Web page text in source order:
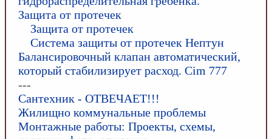
Защита от протечек
Защита от протечек
Система защиты от протечек Нептун
Балансировочный клапан автоматический,
который стабилизирует расход. Cim 777
---
Сантехник - ОТВЕЧАЕТ!!!
Жилищно коммунальные проблемы
Монтажные работы: Проекты, схемы,